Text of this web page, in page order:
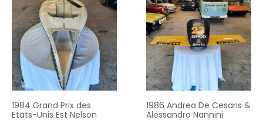
1984 Grand Prix des
Etats-Unis Est Nelson
1986 Andrea De Cesaris &
Alessandro Nannini